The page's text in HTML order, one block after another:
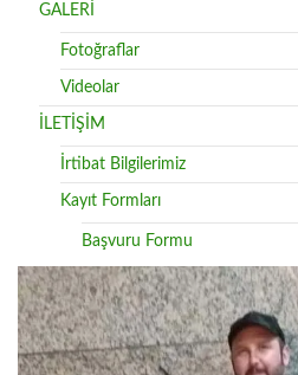
GALERİ
Fotoğraflar
Videolar
İLETİŞİM
İrtibat Bilgilerimiz
Kayıt Formları
Başvuru Formu